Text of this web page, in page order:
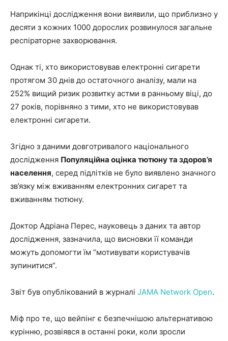
Наприкінці дослідження вони виявили, що приблизно у
десяти з кожних 1000 дорослих розвинулося загальне
респіраторне захворювання.
Однак ті, хто використовував електронні сигарети
протягом 30 днів до остаточного аналізу, мали на
252% вищий ризик розвитку астми в ранньому віці, до
27 років, порівняно з тими, хто не використовував
електронні сигарети.
Згідно з даними довготривалого національного
дослідження Популяційна оцінка тютюну та здоров’я
населення, серед підлітків не було виявлено значного
зв’язку між вживанням електронних сигарет та
вживанням тютюну.
Доктор Адріана Перес, науковець з даних та автор
дослідження, зазначила, що висновки її команди
можуть допомогти їм “мотивувати користувачів
зупинитися”.
Звіт був опублікований в журналі JAMA Network Open.
Міф про те, що вейпінг є безпечнішою альтернативою
курінню, розвіявся в останні роки, коли зросли